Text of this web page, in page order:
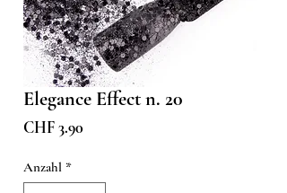
Elegance Effect n. 20
CHF 3.90
Anzahl *